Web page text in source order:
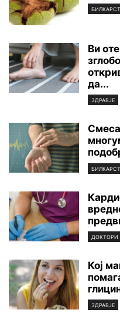
Ви
да...
ЗДРАВЈЕ
Смеса
ДОКТОРИ
Кој
ЗДРАВЈЕ